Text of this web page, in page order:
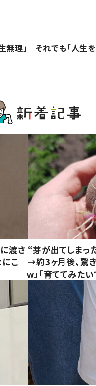
無理」 それでも「人生
渡さ
こ
“芽が出てしまっ
→約3ヶ月後、驚
ｗ」「育ててみたい